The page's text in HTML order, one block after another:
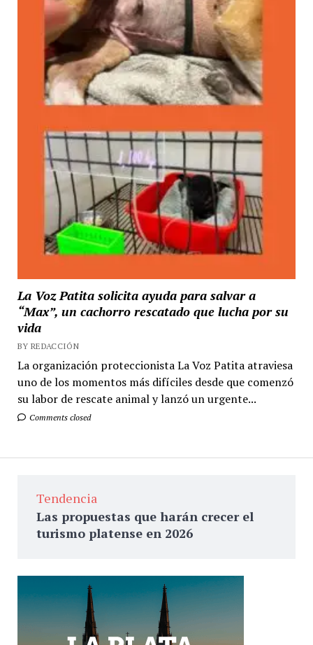
La Voz Patita solicita ayuda para salvar a
“Max”, un cachorro rescatado que lucha por su
vida
BY REDACCIÓN
La organización proteccionista La Voz Patita atraviesa
uno de los momentos más difíciles desde que comenzó
su labor de rescate animal y lanzó un urgente...
Comments closed
Tendencia
Las propuestas que harán crecer el
turismo platense en 2026